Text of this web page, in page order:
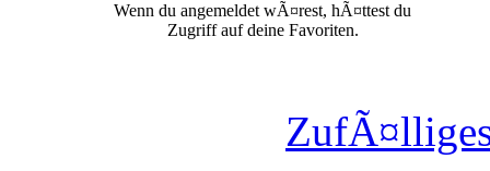
Wenn du angemeldet wÃ¤rest, hÃ¤ttest du
Zugriff auf deine Favoriten.